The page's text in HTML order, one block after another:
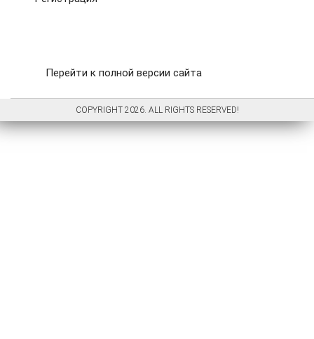
Перейти к полной версии сайта
COPYRIGHT 2026. ALL RIGHTS RESERVED!